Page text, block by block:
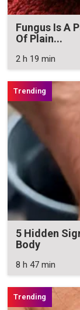
Fungus Is A
Of Plain...
2 h 19 min
5 Hidden
Body
8 h 47 min